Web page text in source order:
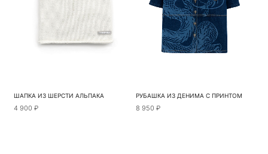
ШАПКА ИЗ ШЕРСТИ АЛЬПАКА
4 900 ₽
РУБАШКА ИЗ ДЕНИМА С ПРИНТОМ
8 950 ₽